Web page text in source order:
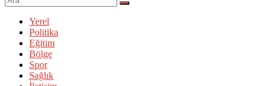
Yerel
Politika
Eğitim
Bölge
Spor
Sağlık